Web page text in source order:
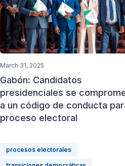
March 31, 2025
Gabón: Candidatos
presidenciales se
a un código de conducta
proceso electoral
procesos electorales